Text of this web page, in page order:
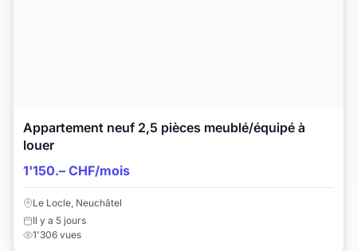
Appartement neuf 2,5 pièces meublé/équipé à
louer
1'150.– CHF/mois
Le Locle, Neuchâtel
Il y a 5 jours
1'306 vues